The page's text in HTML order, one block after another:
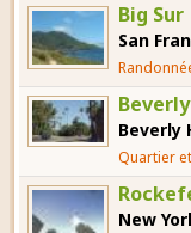
Big Sur
San
Beverly
Quartier
New